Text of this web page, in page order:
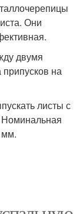
Они
двумя
припусков на
листы с
мм.